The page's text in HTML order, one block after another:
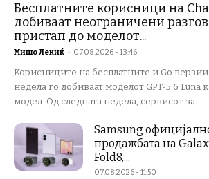
Бесплатните корисници на
добиваат неограничени
пристап до моделот...
Мишо Лекиќ - 07.08.2026 - 13:46
Корисниците на бесплатните и Go верзии
недела го добиваат моделот GPT-5.6 Luna
модел. Од следната недела, сервисот за...
Samsung
продажбата на
Fold8,...
07.08.2026 - 11:50